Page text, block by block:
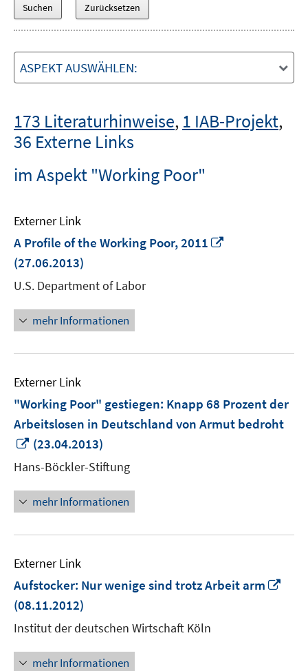
ASPEKT AUSWÄHLEN:
173 Literaturhinweise, 1 IAB-Projekt,
36 Externe Links
im Aspekt "Working Poor"
Externer Link
A Profile of the Working Poor, 2011
(27.06.2013)
U.S. Department of Labor
mehr Informationen
Externer Link
"Working Poor" gestiegen: Knapp 68 Prozent der
Arbeitslosen in Deutschland von Armut bedroht
In
neuem
Fenster
öffnen
(23.04.2013)
Hans-Böckler-Stiftung
mehr Informationen
Externer Link
Aufstocker: Nur wenige sind trotz Arbeit arm
(08.11.2012)
Institut der deutschen Wirtschaft Köln
mehr Informationen